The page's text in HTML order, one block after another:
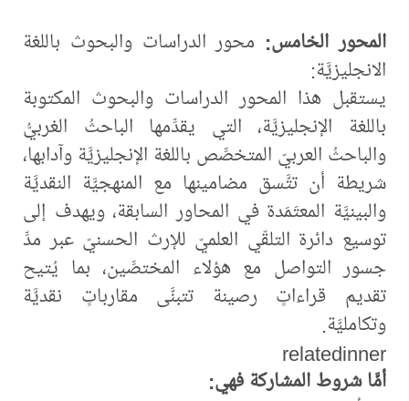
المحور الخامس: محور الدراسات والبحوث باللغة
الانجليزيَّة:
يستقبل هذا المحور الدراسات والبحوث المكتوبة
باللغة الإنجليزيَّة، التي يقدِّمها الباحثُ الغربيُّ
والباحثُ العربيّ المتخصِّص باللغة الإنجليزيَّة وآدابها،
شريطة أن تتَّسق مضامينها مع المنهجيَّة النقديَّة
والبينيَّة المعتَمَدة في المحاور السابقة، ويهدف إلى
توسيع دائرة التلقّي العلميّ للإرث الحسنيّ عبر مدِّ
جسور التواصل مع هؤلاء المختصِّين، بما يُتيح
تقديم قراءاتٍ رصينة تتبنَّى مقارباتٍ نقديَّة
وتكامليَّة.
relatedinner
أمَّا شروط المشاركة فهي: